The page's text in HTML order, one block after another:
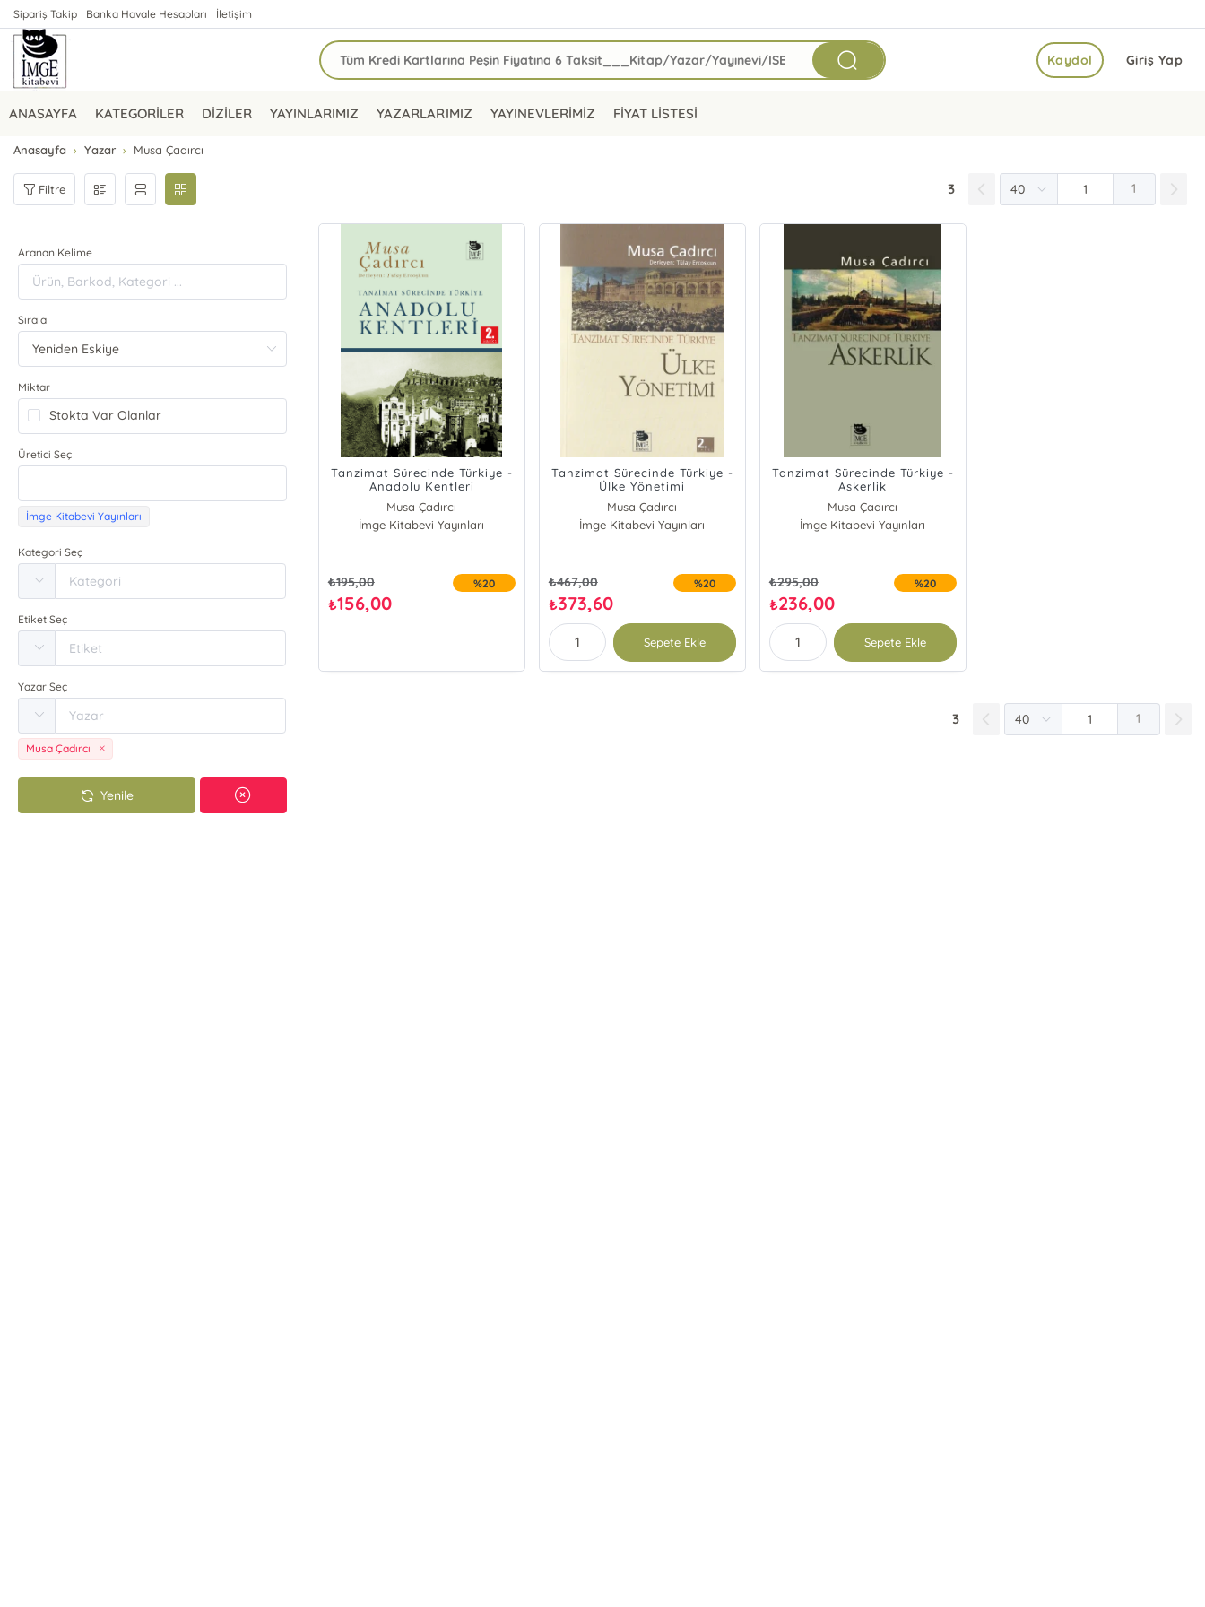
Sipariş Takip Banka Havale Hesapları İletişim
Giriş Yap
Kaydol
ANASAYFA KATEGORİLER DİZİLER YAYINLARIMIZ YAZARLARIMIZ YAYINEVLERİMİZ FİYAT LİSTESİ
Anasayfa Yazar Musa Çadırcı
Filtre 3 1
Aranan Kelime
Sırala
Miktar
Stokta Var Olanlar
Üretici Seç
İmge Kitabevi Yayınları
Kategori Seç
Etiket Seç
Yazar Seç
Musa Çadırcı
Yenile
Tanzimat Sürecinde Türkiye -
Anadolu Kentleri
Musa Çadırcı
İmge Kitabevi Yayınları
₺195,00
₺156,00
%20
Tanzimat Sürecinde Türkiye -
Ülke Yönetimi
Musa Çadırcı
İmge Kitabevi Yayınları
₺467,00
₺373,60
%20
Sepete Ekle
Tanzimat Sürecinde Türkiye -
Askerlik
Musa Çadırcı
İmge Kitabevi Yayınları
₺295,00
₺236,00
%20
Sepete Ekle
3 1